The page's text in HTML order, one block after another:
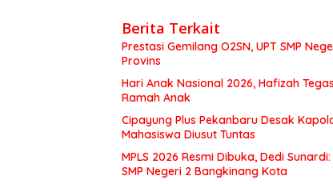
Berita Terkait
Prestasi Gemilang O2SN, UPT SMP
Provins
Hari Anak Nasional 2026, Hafizah
Ramah Anak
Cipayung Plus Pekanbaru Desak
Mahasiswa Diusut Tuntas
MPLS 2026 Resmi Dibuka, Dedi
SMP Negeri 2 Bangkinang Kota